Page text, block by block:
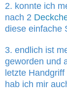
2. konnte ich
nach 2
diese einfache
3. endlich ist
geworden und
letzte
hab ich mir